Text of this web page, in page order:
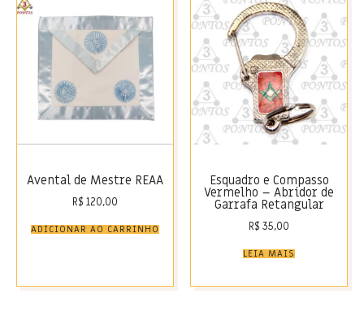
Avental de Mestre REAA
R$ 120,00
ADICIONAR AO CARRINHO
Esquadro e Compasso
Vermelho – Abridor de
Garrafa Retangular
R$ 35,00
LEIA MAIS